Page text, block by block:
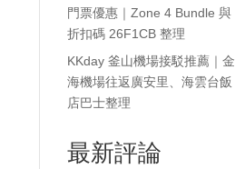
門票優惠｜Zone 4 Bundle 與
折扣碼 26F1CB 整理
KKday 釜山機場接駁推薦｜金
海機場往返廣安里、海雲台飯
店巴士整理
最新評論